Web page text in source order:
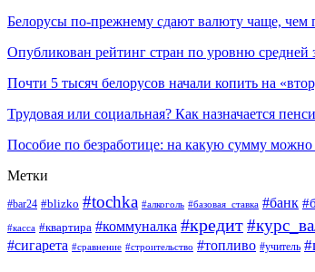
Белорусы по-прежнему сдают валюту чаще, чем
Опубликован рейтинг стран по уровню
Почти 5 тысяч белорусов начали копить на
Трудовая или социальная? Как назначается
Пособие по безработице: на какую сумму
Метки
#bar24 #blizko #tochka #алкоголь #базовая_ставка #банк
#касса #квартира #коммуналка #кредит
#сигарета #сравнение #строительство #топливо #учитель